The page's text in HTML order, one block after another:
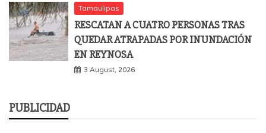
Tamaulipas
RESCATAN A CUATRO PERSONAS TRAS
QUEDAR ATRAPADAS POR INUNDACIÓN
EN REYNOSA
3 August, 2026
PUBLICIDAD